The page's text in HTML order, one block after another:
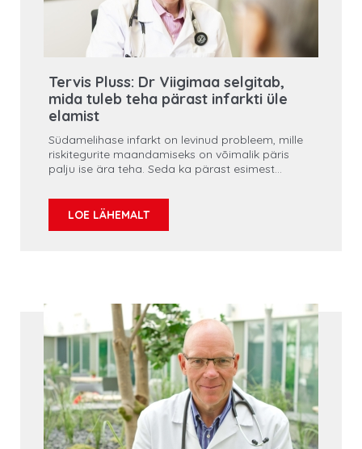
Tervis Pluss: Dr Viigimaa selgitab,
mida tuleb teha pärast infarkti üle
elamist
Südamelihase infarkt on levinud probleem, mille
riskitegurite maandamiseks on võimalik päris
palju ise ära teha. Seda ka pärast esimest
Viigimaa selgitab, kuidas käib infarktist
taastumine ja milline on inimese elukvaliteet
LOE LÄHEMALT